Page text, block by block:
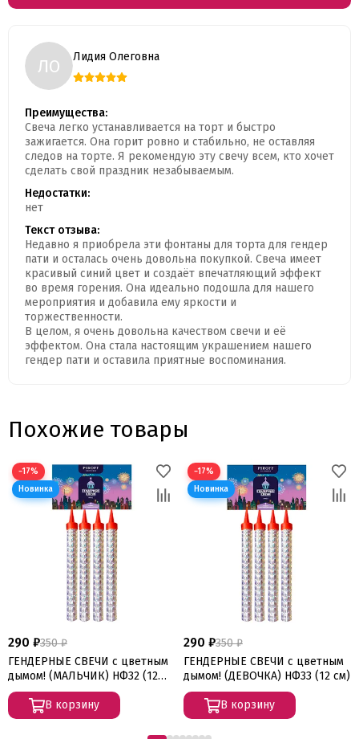
ЛО Лидия Олеговна
Преимущества:
Свеча легко устанавливается на торт и быстро
зажигается. Она горит ровно и стабильно, не оставляя
следов на торте. Я рекомендую эту свечу всем, кто хочет
сделать свой праздник незабываемым.
Недостатки:
нет
Текст отзыва:
Недавно я приобрела эти фонтаны для торта для гендер
пати и осталась очень довольна покупкой. Свеча имеет
красивый синий цвет и создаёт впечатляющий эффект
во время горения. Она идеально подошла для нашего
мероприятия и добавила ему яркости и
торжественности.
В целом, я очень довольна качеством свечи и её
эффектом. Она стала настоящим украшением нашего
гендер пати и оставила приятные воспоминания.
Похожие товары
−17%
290 ₽350 ₽
ГЕНДЕРНЫЕ СВЕЧИ с цветным
дымом! (МАЛЬЧИК) НФ32 (12
см)
В корзину
−17%
290 ₽350 ₽
ГЕНДЕРНЫЕ СВЕЧИ с цветным
дымом! (ДЕВОЧКА) НФ33 (12 см)
В корзину